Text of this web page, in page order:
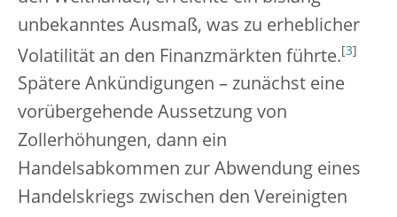
unbekanntes Ausmaß, was zu erheblicher
Volatilität an den Finanzmärkten führte. [3]
Spätere Ankündigungen – zunächst eine
vorübergehende Aussetzung von
Zollerhöhungen, dann ein
Handelsabkommen zur Abwendung eines
Handelskriegs zwischen den Vereinigten